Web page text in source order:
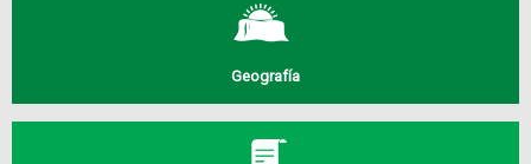
Geografía